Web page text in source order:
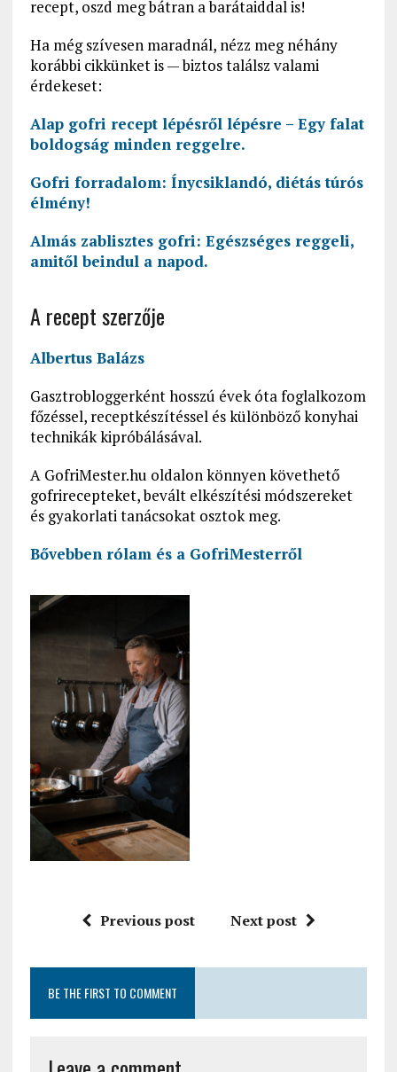
recept, oszd meg bátran a barátaiddal is!
Ha még szívesen maradnál, nézz meg néhány
korábbi cikkünket is — biztos találsz valami
érdekeset:
Alap gofri recept lépésről lépésre – Egy falat
boldogság minden reggelre.
Gofri forradalom: Ínycsiklandó, diétás túrós
élmény!
Almás zablisztes gofri: Egészséges reggeli,
amitől beindul a napod.
A recept szerzője
Albertus Balázs
Gasztrobloggerként hosszú évek óta foglalkozom
főzéssel, receptkészítéssel és különböző konyhai
technikák kipróbálásával.
A GofriMester.hu oldalon könnyen követhető
gofrirecepteket, bevált elkészítési módszereket
és gyakorlati tanácsokat osztok meg.
Bővebben rólam és a GofriMesterről
Previous post Next post
BE THE FIRST TO COMMENT